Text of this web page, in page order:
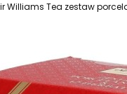
Williams Tea zestaw